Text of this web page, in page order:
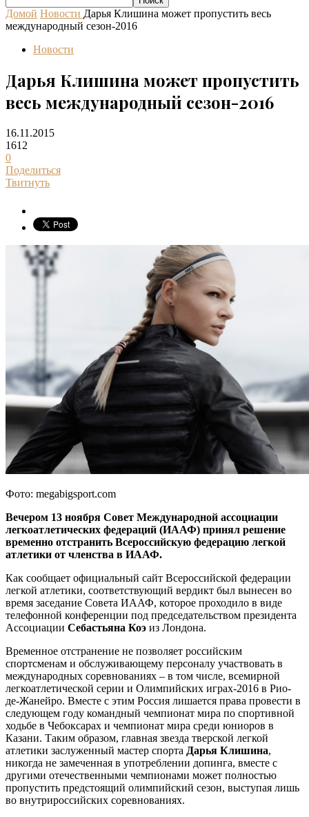
Домой Новости Дарья Клишина может пропустить весь
международный сезон-2016
Новости
Дарья Клишина может пропустить
весь международный сезон-2016
16.11.2015
1612
0
Поделиться
Твитнуть
Фото: megabigsport.com
Вечером 13 ноября Совет Международной ассоциации
легкоатлетических федераций (ИААФ) принял решение
временно отстранить Всероссийскую федерацию легкой
атлетики от членства в ИААФ.
Как сообщает официальный сайт Всероссийской федерации
легкой атлетики, соответствующий вердикт был вынесен во
время заседание Совета ИААФ, которое проходило в виде
телефонной конференции под председательством президента
Ассоциации Себастьяна Коэ из Лондона.
Временное отстранение не позволяет российским
спортсменам и обслуживающему персоналу участвовать в
международных соревнованиях – в том числе, всемирной
легкоатлетической серии и Олимпийских играх-2016 в Рио-
де-Жанейро. Вместе с этим Россия лишается права провести в
следующем году командный чемпионат мира по спортивной
ходьбе в Чебоксарах и чемпионат мира среди юниоров в
Казани. Таким образом, главная звезда тверской легкой
атлетики заслуженный мастер спорта Дарья Клишина,
никогда не замеченная в употреблении допинга, вместе с
другими отечественными чемпионами может полностью
пропустить предстоящий олимпийский сезон, выступая лишь
во внутрироссийских соревнованиях.